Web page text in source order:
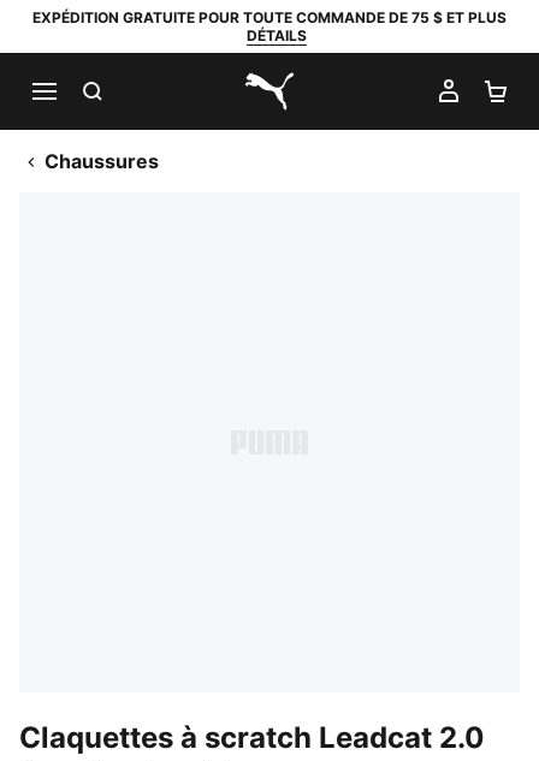
EXPÉDITION GRATUITE POUR TOUTE COMMANDE DE 75 $ ET PLUS
DÉTAILS
PUMA.com
MON
Chaussures
Claquettes à scratch Leadcat 2.0